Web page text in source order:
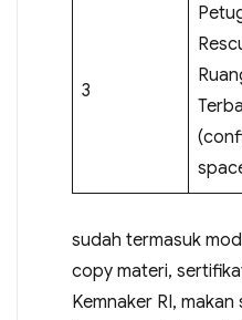
3
sudah termasuk
copy materi,
Kemnaker RI,